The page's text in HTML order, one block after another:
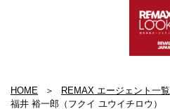
HOME
REMAX エージェント一覧
福井 裕一郎（フクイ ユウイチロウ）